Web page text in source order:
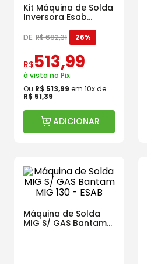
Kit Máquina de Solda
Inversora Esab
Máscara de
Autoescurecimento
c/ Regulagem Lynus
MLS 5000
DE: R$692,31 26%
R$513,99
à vista no Pix
Ou R$ 513,99 em 10x de
R$ 51,39
ADICIONAR
Máquina de Solda
MIG S/ GAS Bantam